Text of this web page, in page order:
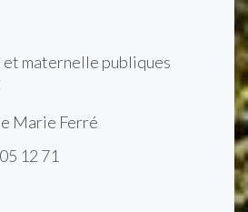
et maternelle publiques
Marie Ferré
12 71